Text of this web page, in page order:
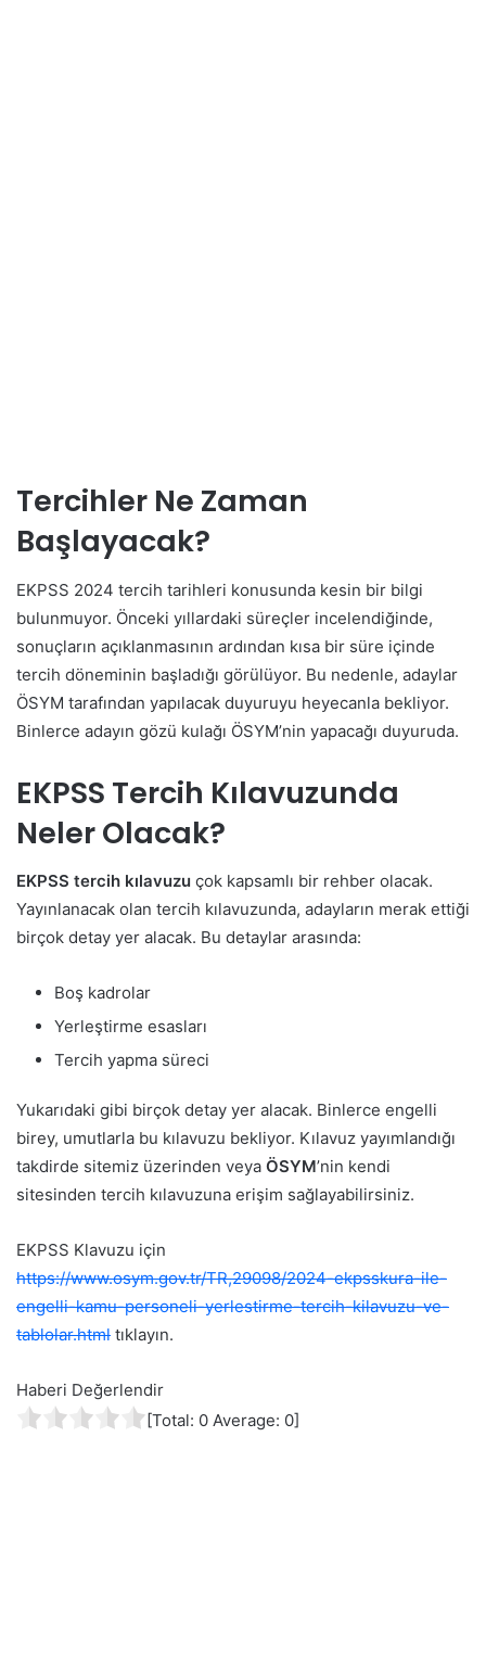
Tercihler Ne Zaman
Başlayacak?
EKPSS 2024 tercih tarihleri konusunda kesin bir bilgi
bulunmuyor. Önceki yıllardaki süreçler incelendiğinde,
sonuçların açıklanmasının ardından kısa bir süre içinde
tercih döneminin başladığı görülüyor. Bu nedenle, adaylar
ÖSYM tarafından yapılacak duyuruyu heyecanla bekliyor.
Binlerce adayın gözü kulağı ÖSYM’nin yapacağı duyuruda.
EKPSS Tercih Kılavuzunda
Neler Olacak?
EKPSS tercih kılavuzu çok kapsamlı bir rehber olacak.
Yayınlanacak olan tercih kılavuzunda, adayların merak ettiği
birçok detay yer alacak. Bu detaylar arasında:
Boş kadrolar
Yerleştirme esasları
Tercih yapma süreci
Yukarıdaki gibi birçok detay yer alacak. Binlerce engelli
birey, umutlarla bu kılavuzu bekliyor. Kılavuz yayımlandığı
takdirde sitemiz üzerinden veya ÖSYM’nin kendi
sitesinden tercih kılavuzuna erişim sağlayabilirsiniz.
EKPSS Klavuzu için
https://www.osym.gov.tr/TR,29098/2024-ekpsskura-ile-
engelli-kamu-personeli-yerlestirme-tercih-kilavuzu-ve-
tablolar.html tıklayın.
Haberi Değerlendir
[Total: 0 Average: 0]